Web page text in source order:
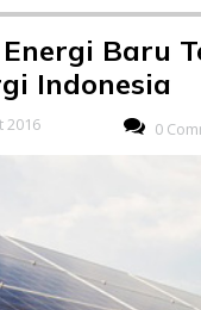
Baru
Indonesia
2016 0